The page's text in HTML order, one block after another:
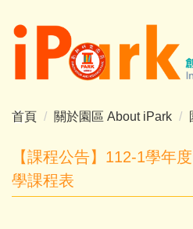
到
區
首頁 關於園區 About iPark
【課程公告】112-1學年
學課程表